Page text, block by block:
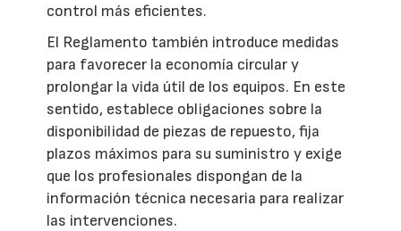
control más eficientes.
El Reglamento también introduce medidas
para favorecer la economía circular y
prolongar la vida útil de los equipos. En este
sentido, establece obligaciones sobre la
disponibilidad de piezas de repuesto, fija
plazos máximos para su suministro y exige
que los profesionales dispongan de la
información técnica necesaria para realizar
las intervenciones.